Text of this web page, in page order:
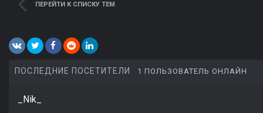
ПЕРЕЙТИ К СПИСКУ ТЕМ
ПОСЛЕДНИЕ ПОСЕТИТЕЛИ 1 ПОЛЬЗОВАТЕЛЬ ОНЛАЙН
_Nik_